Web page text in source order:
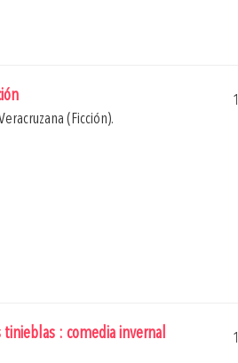
(Ficción).
: comedia invernal